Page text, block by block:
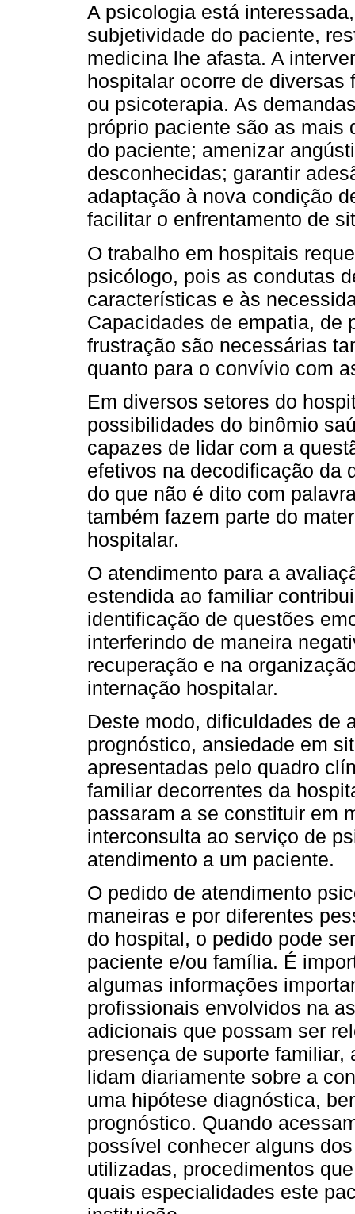
A psicologia está
subjetividade do paciente,
medicina lhe afasta. A
hospitalar ocorre de diversas
ou psicoterapia. As
próprio paciente são as mais
do paciente; amenizar
desconhecidas; garantir
adaptação à nova condição
facilitar o enfrentamento de
O trabalho em hospitais
psicólogo, pois as condutas
características e às
Capacidades de empatia, de
frustração são necessárias
quanto para o convívio com
Em diversos setores do
possibilidades do binômio
capazes de lidar com a
efetivos na decodificação da
do que não é dito com
também fazem parte do
hospitalar.
O atendimento para a
estendida ao familiar
identificação de questões
interferindo de maneira
recuperação e na
internação hospitalar.
Deste modo, dificuldades de
prognóstico, ansiedade em
apresentadas pelo quadro
familiar decorrentes da
passaram a se constituir em
interconsulta ao serviço de
atendimento a um paciente.
O pedido de atendimento
maneiras e por diferentes
do hospital, o pedido pode
paciente e/ou família. É
algumas informações
profissionais envolvidos na
adicionais que possam ser
presença de suporte
lidam diariamente sobre a
uma hipótese diagnóstica,
prognóstico. Quando
possível conhecer alguns
utilizadas, procedimentos
quais especialidades este